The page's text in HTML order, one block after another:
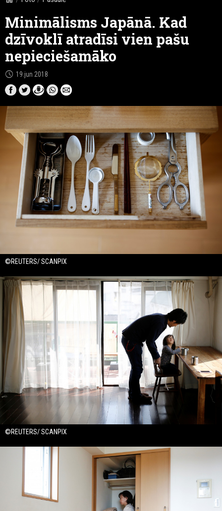
Minimālisms Japānā. Kad
dzīvoklī atradīsi vien pašu
nepieciešamāko
schedule 19.jun 2018
©REUTERS/ SCANPIX
©REUTERS/ SCANPIX